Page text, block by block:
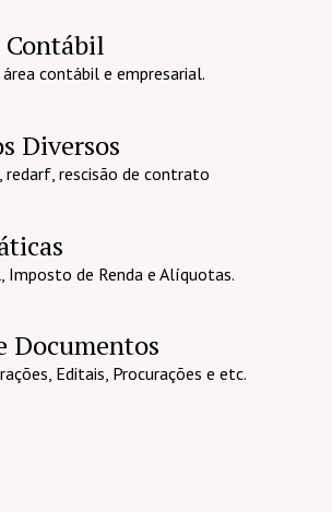
contábil e empresarial.
Diversos
redarf, rescisão de contrato
Imposto de Renda e Alíquotas.
Documentos
Editais, Procurações e etc.